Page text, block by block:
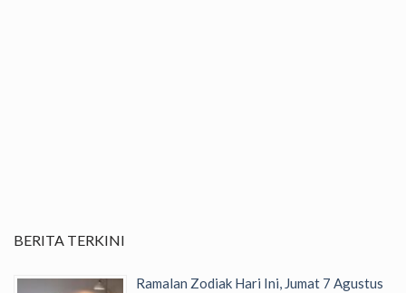
BERITA TERKINI
Ramalan Zodiak Hari Ini, Jumat 7 Agustus